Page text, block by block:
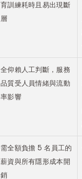
育訓練耗時且易出現斷
層
全仰賴人工判斷，服務
品質受人員情緒與流動
率影響
需全額負擔 5 名員工的
薪資與所有隱形成本開
銷